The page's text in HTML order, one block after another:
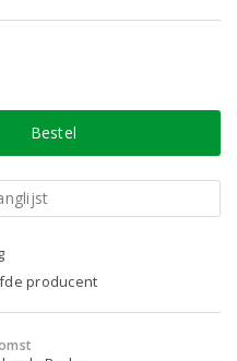
Bestel
producent